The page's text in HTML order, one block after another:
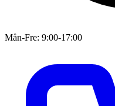
Mån-Fre: 9:00-17:00